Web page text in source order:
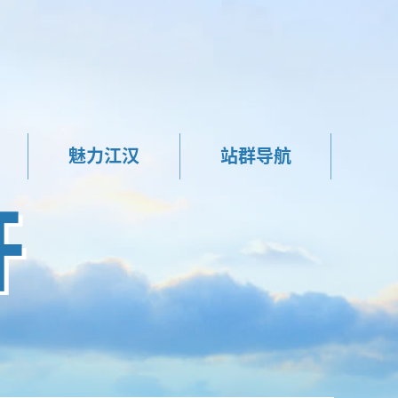
魅力江汉 站群导航